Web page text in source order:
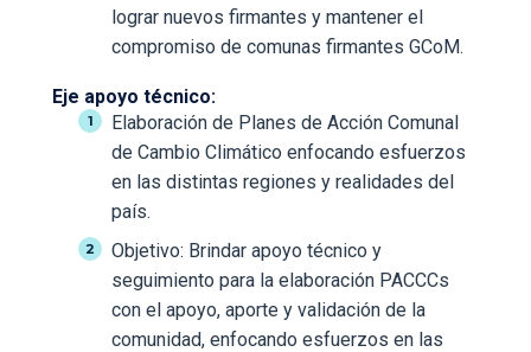
lograr nuevos firmantes y mantener el
compromiso de comunas firmantes GCoM.
Eje apoyo técnico:
Elaboración de Planes de Acción Comunal
de Cambio Climático enfocando esfuerzos
en las distintas regiones y realidades del
país.
Objetivo: Brindar apoyo técnico y
seguimiento para la elaboración PACCCs
con el apoyo, aporte y validación de la
comunidad, enfocando esfuerzos en las